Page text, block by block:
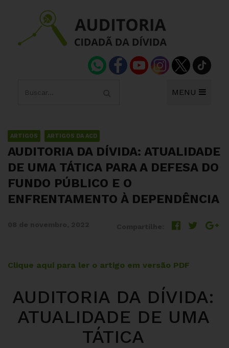
MENU
ARTIGOS ARTIGOS DA ACD
AUDITORIA DA DÍVIDA: ATUALIDADE
DE UMA TÁTICA PARA A DEFESA DO
FUNDO PÚBLICO E O
ENFRENTAMENTO À DEPENDÊNCIA
Clique aqui para ler o artigo em versão PDF
AUDITORIA DA DÍVIDA:
ATUALIDADE DE UMA
TÁTICA